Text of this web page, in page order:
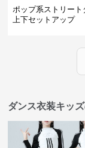
ポップ系ストリート
上下セットアップ
ダンス衣装キッ